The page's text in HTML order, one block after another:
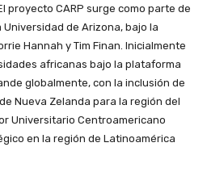
proyecto CARP surge como parte de
de Arizona, bajo la
Hannah y Tim Finan. Inicialmente
africanas bajo la plataforma
globalmente, con la inclusión de
Nueva Zelanda para la región del
Universitario Centroamericano
en la región de Latinoamérica